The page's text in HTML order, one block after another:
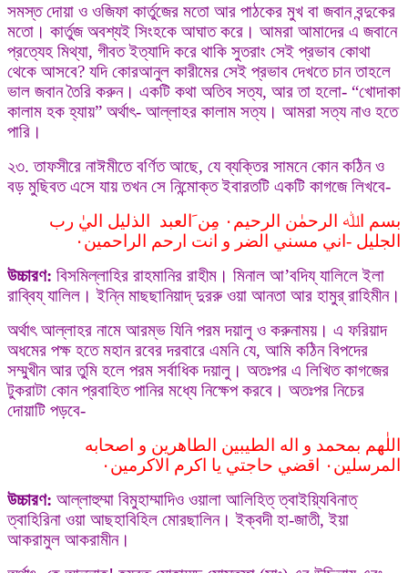
সমস্ত দোয়া ও ওজিফা কার্তুজের মতো আর পাঠকের মুখ বা জবান বন্দুকের
মতো। কার্তুজ অবশ্যই সিংহকে আঘাত করে। আমরা আমাদের এ জবানে
প্রত্যেহ মিথ্যা, গীবত ইত্যাদি করে থাকি সুতরাং সেই প্রভাব কোথা
থেকে আসবে? যদি কোরআনুল কারীমের সেই প্রভাব দেখতে চান তাহলে
ভাল জবান তৈরি করুন। একটি কথা অতিব সত্য, আর তা হলো- “খোদাকা
কালাম হক হ্যায়” অর্থাৎ- আল্লাহর কালাম সত্য। আমরা সত্য নাও হতে
পারি।
২৩. তাফসীরে নাঈমীতে বর্ণিত আছে, যে ব্যক্তির সামনে কোন কঠিন ও
বড় মুছিবত এসে যায় তখন সে নিন্মোক্ত ইবারতটি একটি কাগজে লিখবে-
الجليل -اني مسني الضر و انت ارحم الراحمين٠
উচ্চারণ: বিসমিল্লাহির রাহমানির রাহীম। মিনাল আ’বদিয্ যালিলে ইলা
রাব্বিয্ যালিল। ইন্নি মাছছানিয়াদ্ দুররু ওয়া আনতা আর হামুর্ রাহিমীন।
অর্থাৎ আল্লাহর নামে আরম্ভ যিনি পরম দয়ালু ও করুনাময়। এ ফরিয়াদ
অধমের পক্ষ হতে মহান রবের দরবারে এমনি যে, আমি কঠিন বিপদের
সম্মুখীন আর তুমি হলে পরম সর্বাধিক দয়ালু। অতঃপর এ লিখিত কাগজের
টুকরাটা কোন প্রবাহিত পানির মধ্যে নিক্ষেপ করবে। অতঃপর নিচের
দোয়াটি পড়বে-
اللٰهم بمحمد و اله الطيبين الطاهرين و اصحابه
المرسلين٠ اقضي حاجتي يا اكرم الاكرمين٠
উচ্চারণ: আল্লাহুম্মা বিমুহাম্মাদিও ওয়ালা আলিহিত্ ত্বাইয়্যিবিনাত্
ত্বাহিরিনা ওয়া আছহাবিহিল মোরছালিন। ইক্বদী হা-জাতী, ইয়া
আকরামুল আকরামীন।